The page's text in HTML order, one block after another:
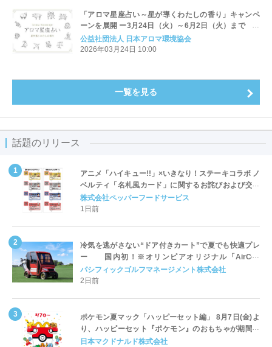
「アロマ星座占い～星が導くわたしの香り」キャンペ
ーンを展開 ー3月24日（火）～6月2日（火）まで 自
分だけの“ラッキーアロマ作り”ワークショップなどを
実施ー
公益社団法人 日本アロマ環境協会
2026年03月24日 10:00
一覧を見る
話題のリリース
アニメ「ハイキュー!!」×いきなり！ステーキコラボ ノ
ベルティ「名札風カード」に関するお詫びおよび交換
対応についてのご案内
株式会社ペッパーフードサービス
1日前
冷気を逃がさない“ドア付きカート”で夏でも快適プレ
ー 国内初！※オリンピアオリジナル「AirCon
Cart（エアコンカート）」導入 | ＰＧＭ
パシフィックゴルフマネージメント株式会社
2日前
ポケモン夏マック「ハッピーセット編」 8月7日(金)よ
り、ハッピーセット『ポケモン』のおもちゃが期間限
定登場
日本マクドナルド株式会社